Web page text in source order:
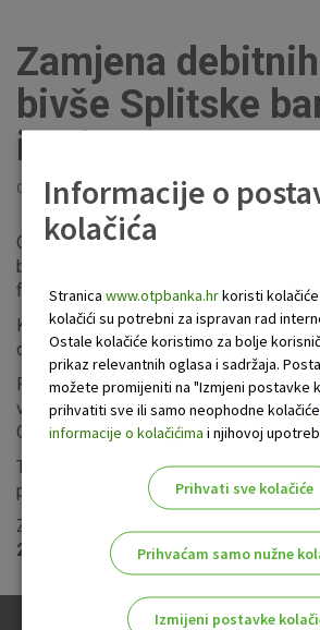
Faktoring
O nama
Zamjena
bivše Splitske
izmjene IBAN-a
Objavljeno: 10.9.2019
Obavještavamo vas da je u tijeku
bivše Splitske banke zbog starih IBAN-
funkciji od 1. prosinca 2019.
Kartice će biti distribuirane na kućne
dio u poslovnice Banke.
Po zaprimanju kartice OTP banke s
vas da istuaktivirate čim prijena bilo
OTP banke d.d.
Također, napominjemo da (ako već
poslodavca i ostale uplatitelje o novom
Za dodatne informacije nazovite
21 00 21
Informacije o
kolačića
Stranica www.otpbanka.hrkoristi
kolačići su potrebni za ispravan rad
Ostale kolačiće koristimo za bolje
prikaz relevantnih oglasa i sadržaja.
možete promijeniti na "Izmjeni postavke
prihvatiti sve ili samo neophodne
informacije o kolačićima i njihovoj
Prihvati sve kolačiće
Prihvaćam samo nužne
Izmijeni postavke